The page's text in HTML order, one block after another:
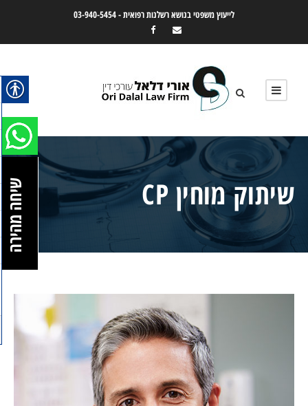
לייעוץ משפטי בנושא רשלנות רפואית -03-940-5454
שיתוק מוחין CP שיחה מהירה